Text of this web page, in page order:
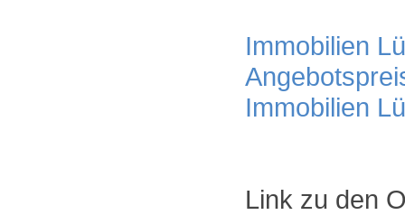
Immobilien
Immobilien
Link zu den